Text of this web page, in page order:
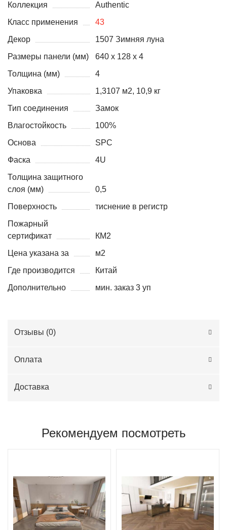
Коллекция
Authentic
Класс применения
43
Декор
1507 Зимняя луна
Размеры панели (мм)
640 x 128 x 4
Толщина (мм)
4
Упаковка
1,3107 м2, 10,9 кг
Тип соединения
Замок
Влагостойкость
100%
Основа
SPC
Фаска
4U
Толщина защитного
слоя (мм)
0,5
Поверхность
тиснение в регистр
Пожарный
сертификат
КМ2
Цена указана за
м2
Где производится
Китай
Дополнительно
мин. заказ 3 уп
Отзывы (0)
Оплата
Доставка
Рекомендуем посмотреть